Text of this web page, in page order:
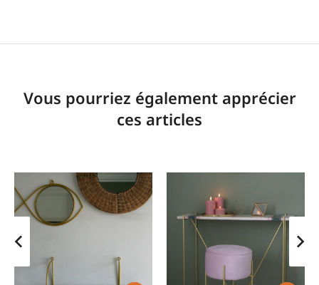
Vous pourriez également apprécier
ces articles